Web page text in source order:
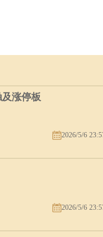
涨停板
2026/5/6
2026/5/6